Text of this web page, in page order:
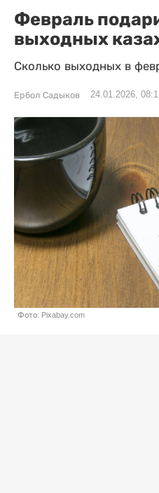
Февраль
выходных
Сколько выходных в
Ербол Садыков 24.01.2026,
Фото: Pixabay.com